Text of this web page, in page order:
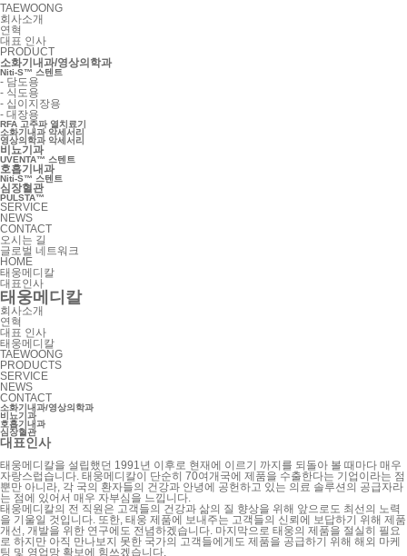
TAEWOONG
회사소개
연혁
대표 인사
PRODUCT
소화기내과/영상의학과
Niti-S™ 스텐트
- 담도용
- 식도용
- 십이지장용
- 대장용
RFA 고주파 열치료기
소화기내과 악세서리
영상의학과 악세서리
비뇨기과
UVENTA™ 스텐트
호흡기내과
Niti-S™ 스텐트
심장혈관
PULSTA™
SERVICE
NEWS
CONTACT
오시는 길
글로벌 네트워크
HOME
태웅메디칼
대표인사
태웅메디칼
회사소개
연혁
대표 인사
태웅메디칼
TAEWOONG
PRODUCTS
SERVICE
NEWS
CONTACT
소화기내과/영상의학과
비뇨기과
호흡기내과
심장혈관
대표인사
태웅메디칼을 설립했던 1991년 이후로 현재에 이르기 까지를 되돌아 볼 때마다 매우
자랑스럽습니다. 태웅메디칼이 단순히 70여개국에 제품을 수출한다는 기업이라는 점
뿐만 아니라, 각 국의 환자들의 건강과 안녕에 공헌하고 있는 의료 솔루션의 공급자라
는 점에 있어서 매우 자부심을 느낍니다.
태웅메디칼의 전 직원은 고객들의 건강과 삶의 질 향상을 위해 앞으로도 최선의 노력
을 기울일 것입니다. 또한, 태웅 제품에 보내주는 고객들의 신뢰에 보답하기 위해 제품
개선, 개발을 위한 연구에도 전념하겠습니다. 마지막으로 태웅의 제품을 절실히 필요
로 하지만 아직 만나보지 못한 국가의 고객들에게도 제품을 공급하기 위해 해외 마케
팅 및 영업망 확보에 힘쓰겠습니다.